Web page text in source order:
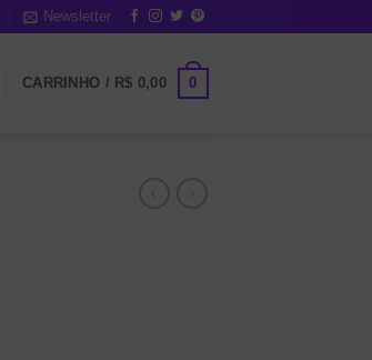
Newsletter
CARRINHO / R$ 0,00 0